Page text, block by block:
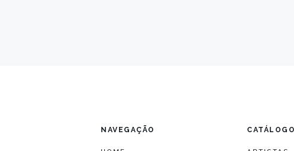
NAVEGAÇÃO CATÁLOGO